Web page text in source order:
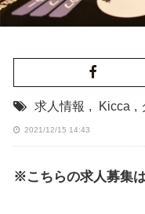
求人情報 , Kicca ,
2021/12/15 14:43
※こちらの求人募集は